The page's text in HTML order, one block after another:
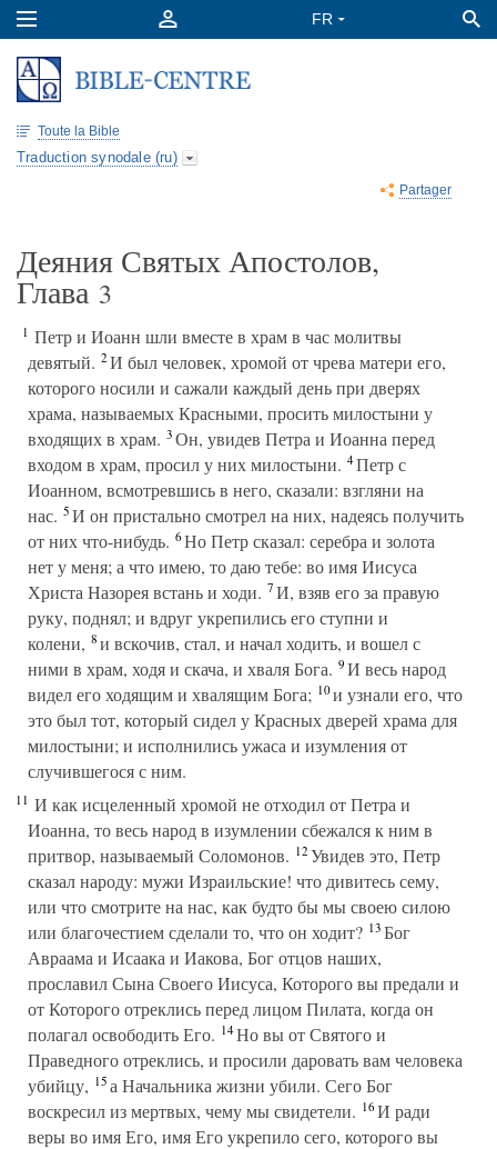
Toute la Bible
Traduction synodale (ru)
Partager
Деяния Святых Апостолов,
Глава 3
1 Петр и Иоанн шли вместе в храм в час молитвы
девятый. 2И был человек, хромой от чрева матери его,
которого носили и сажали каждый день при дверях
храма, называемых Красными, просить милостыни у
входящих в храм. 3Он, увидев Петра и Иоанна перед
входом в храм, просил у них милостыни. 4Петр с
Иоанном, всмотревшись в него, сказали: взгляни на
нас. 5И он пристально смотрел на них, надеясь получить
от них что-нибудь. 6Но Петр сказал: серебра и золота
нет у меня; а что имею, то даю тебе: во имя Иисуса
Христа Назорея встань и ходи. 7И, взяв его за правую
руку, поднял; и вдруг укрепились его ступни и
колени, 8и вскочив, стал, и начал ходить, и вошел с
ними в храм, ходя и скача, и хваля Бога. 9И весь народ
видел его ходящим и хвалящим Бога; 10и узнали его, что
это был тот, который сидел у Красных дверей храма для
милостыни; и исполнились ужаса и изумления от
случившегося с ним.
11 И как исцеленный хромой не отходил от Петра и
Иоанна, то весь народ в изумлении сбежался к ним в
притвор, называемый Соломонов. 12Увидев это, Петр
сказал народу: мужи Израильские! что дивитесь сему,
или что смотрите на нас, как будто бы мы своею силою
или благочестием сделали то, что он ходит? 13Бог
Авраама и Исаака и Иакова, Бог отцов наших,
прославил Сына Своего Иисуса, Которого вы предали и
от Которого отреклись перед лицом Пилата, когда он
полагал освободить Его. 14Но вы от Святого и
Праведного отреклись, и просили даровать вам человека
убийцу, 15а Начальника жизни убили. Сего Бог
воскресил из мертвых, чему мы свидетели. 16И ради
веры во имя Его, имя Его укрепило сего, которого вы